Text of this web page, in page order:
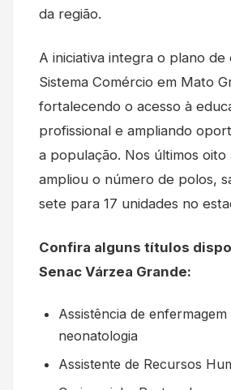
da região.
A iniciativa integra o plano de
Sistema Comércio em Mato
fortalecendo o acesso à
profissional e ampliando
a população. Nos últimos oito
ampliou o número de polos,
sete para 17 unidades no
Confira alguns títulos
Senac Várzea Grande:
Assistência de enfermagem
neonatologia
Assistente de Recursos